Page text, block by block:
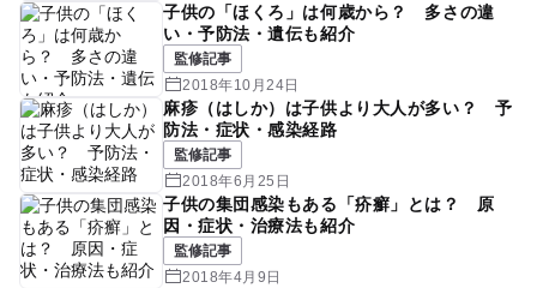
子供の「ほくろ」は何歳から？ 多さの違
い・予防法・遺伝も紹介
監修記事
2018年10月24日
麻疹（はしか）は子供より大人が多い？ 予
防法・症状・感染経路
監修記事
2018年6月25日
子供の集団感染もある「疥癬」とは？ 原
因・症状・治療法も紹介
監修記事
2018年4月9日